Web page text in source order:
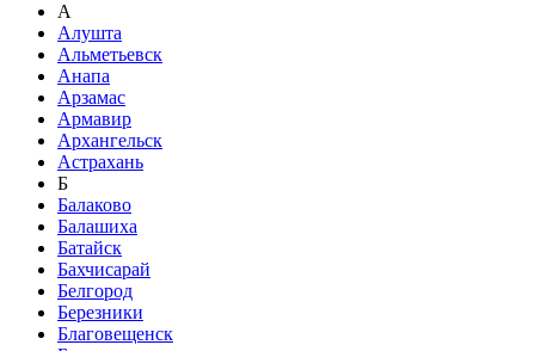
А
Алушта
Альметьевск
Анапа
Арзамас
Армавир
Архангельск
Астрахань
Б
Балаково
Балашиха
Батайск
Бахчисарай
Белгород
Березники
Благовещенск